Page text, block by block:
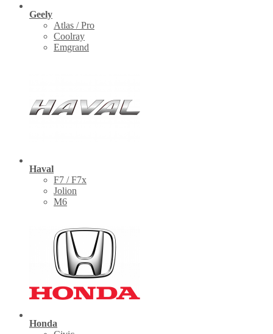
Geely
Atlas / Pro
Coolray
Emgrand
Haval
F7 / F7x
Jolion
M6
Honda